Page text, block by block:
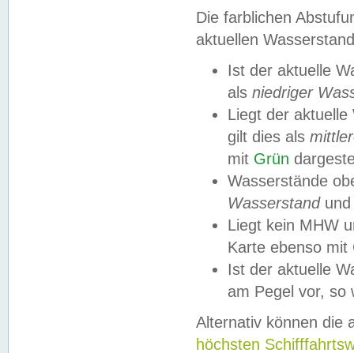
Die farblichen
aktuellen
Ist der aktuelle
als niedriger
Liegt der
gilt dies als
mit Grün
Wasserstände
Wasserstandund
Liegt kein MHW
Karte ebenso mit
Ist der aktuelle
am Pegel vor,
Alternativ können die
höchsten